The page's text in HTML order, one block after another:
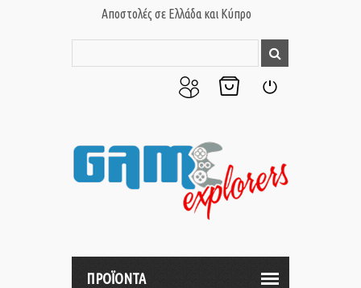
Αποστολές σε Ελλάδα και Κύπρο
μου
ΠΡΟΪΟΝΤΑ